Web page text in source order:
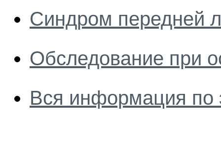
Синдром передней
Обследование при
Вся информация по